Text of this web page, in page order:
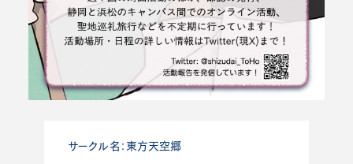
サークル名：東方天空郷